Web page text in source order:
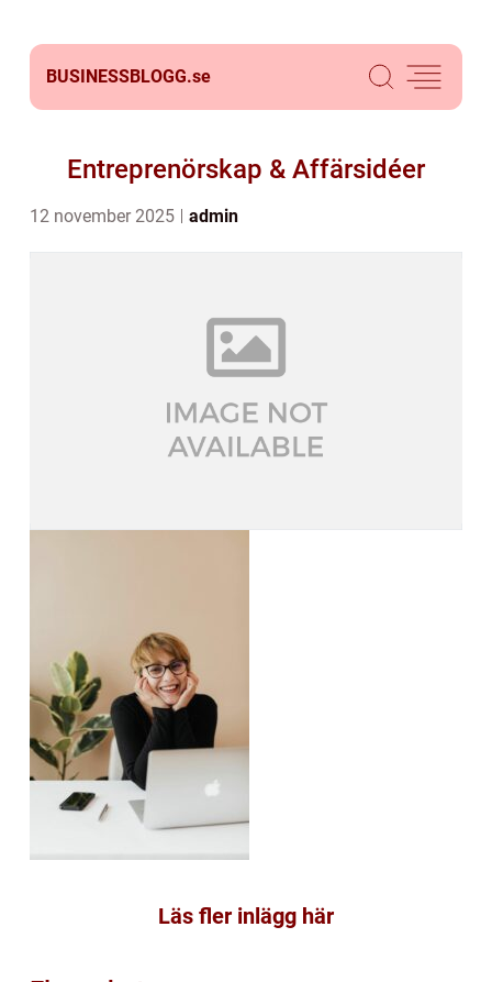
BUSINESSBLOGG.se
Entreprenörskap & Affärsidéer
12 november 2025 admin
Läs fler inlägg här